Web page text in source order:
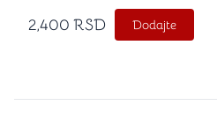
2,400 RSD Dodajte